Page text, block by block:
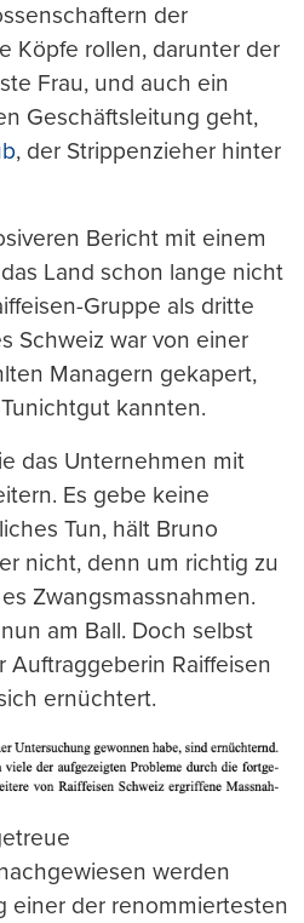
der
Köpfe rollen, darunter der
Frau, und auch ein
Geschäftsleitung geht,
, der Strippenzieher hinter
Bericht mit einem
Land schon lange nicht
Gruppe als dritte
Schweiz war von einer
Managern gekapert,
kannten.
das Unternehmen mit
Es gebe keine
Tun, hält Bruno
nicht, denn um richtig zu
Zwangsmassnahmen.
am Ball. Doch selbst
Auftraggeberin Raiffeisen
ernüchtert.
werden
einer der renommiertesten